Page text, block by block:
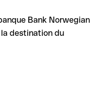
Bank Norwegian
la destination du